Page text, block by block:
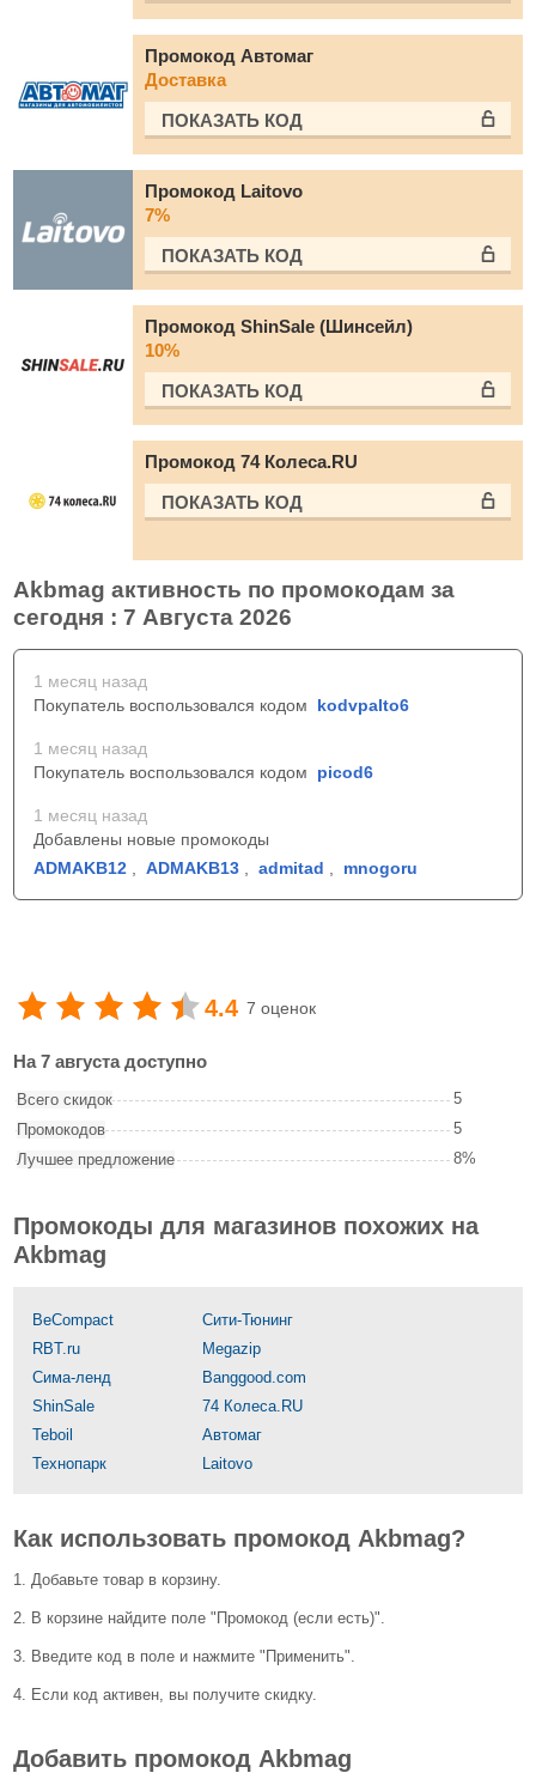
Промокод Автомаг
Доставка
ПОКАЗАТЬ КОД
Промокод Laitovo
7%
ПОКАЗАТЬ КОД
Промокод ShinSale (Шинсейл)
10%
ПОКАЗАТЬ КОД
Промокод 74 Колеса.RU
ПОКАЗАТЬ КОД
Akbmag активность по промокодам за
сегодня : 7 Августа 2026
1 месяц назад
Покупатель воспользовался кодом kodvpalto6
1 месяц назад
Покупатель воспользовался кодом picod6
1 месяц назад
Добавлены новые промокоды
ADMAKB12
ADMAKB13 admitad mnogoru
4.4 7 оценок
На 7 августа доступно
Всего скидок
5
Промокодов
5
Лучшее предложение
8%
Промокоды для магазинов похожих на
Akbmag
BeCompact
Сити-Тюнинг
RBT.ru
Megazip
Сима-ленд
Banggood.com
ShinSale
74 Колеса.RU
Teboil
Автомаг
Технопарк
Laitovo
Как использовать промокод Akbmag?
1. Добавьте товар в корзину.
2. В корзине найдите поле "Промокод (если есть)".
3. Введите код в поле и нажмите "Применить".
4. Если код активен, вы получите скидку.
Добавить промокод Akbmag